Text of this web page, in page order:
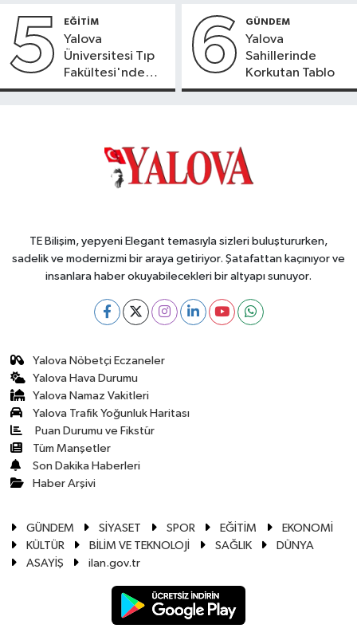
5 EĞİTİM
Yalova
Üniversitesi Tıp
Fakültesi'nde
Yeni Dönem
6 GÜNDEM
Yalova
Sahillerinde
Korkutan Tablo
TE Bilişim, yepyeni Elegant temasıyla sizleri buluştururken,
sadelik ve modernizmi bir araya getiriyor. Şatafattan kaçınıyor ve
insanlara haber okuyabilecekleri bir altyapı sunuyor.
Yalova Nöbetçi Eczaneler
Yalova Hava Durumu
Yalova Namaz Vakitleri
Yalova Trafik Yoğunluk Haritası
Puan Durumu ve Fikstür
Tüm Manşetler
Son Dakika Haberleri
Haber Arşivi
GÜNDEM SİYASET SPOR EĞİTİM
EKONOMİ
KÜLTÜR
BİLİM VE TEKNOLOJİ SAĞLIK
DÜNYA
ASAYİŞ
ilan.gov.tr